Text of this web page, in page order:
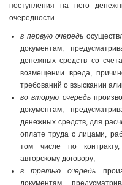
поступления на него
очередности.
в первую очередь
документам,
денежных средств со
возмещении вреда,
требований о взыскании
во вторую очередь
документам,
денежных средств, для
оплате труда с лицами,
том числе по
авторскому договору;
в третью очередь
документам,